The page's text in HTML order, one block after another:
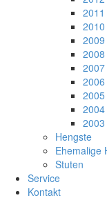
2011
2010
2009
2008
2007
2006
2005
2004
2003
Hengste
Ehemalige
Stuten
Service
Kontakt